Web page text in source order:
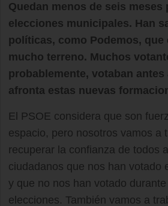
Quedan menos de seis meses
elecciones municipales. Han
políticas, como Podemos, que
mucho terreno. Muchos
probablemente, votaban antes
afronta estas nuevas
El PSOE considera que son
espacio, pero nosotros vamos a
recuperar la confianza de todos
ciudadanos que nos han votado
y que no nos han votado
elecciones. También vamos a